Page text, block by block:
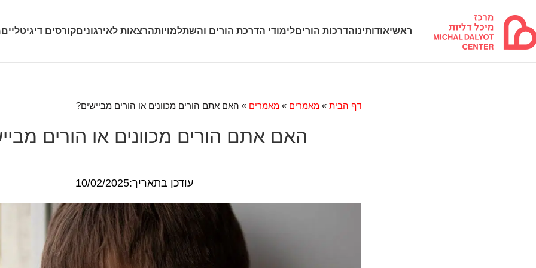
ראשיאודותינוהדרכות הוריםלימודי הדרכת הורים והשתלמויותהרצאות לאירגוניםקורסים דיגיטליים
דף הבית » מאמרים » מאמרים » האם אתם הורים מכוונים או הורים מביישים?
האם אתם הורים מכוונים או הורים
עודכן בתאריך:10/02/2025